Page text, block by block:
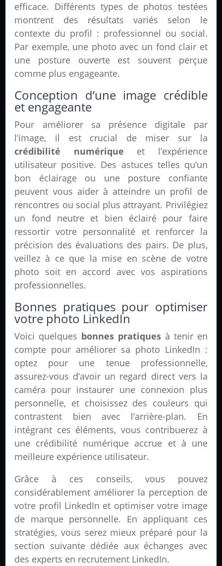
efficace. Différents types de photos testées
montrent des résultats variés selon le
contexte du profil : professionnel ou social.
Par exemple, une photo avec un fond clair et
une posture ouverte est souvent perçue
comme plus engageante.
Conception d’une image crédible
et engageante
Pour améliorer sa présence digitale par
l’image, il est crucial de miser sur la
crédibilité numérique et l’expérience
utilisateur positive. Des astuces telles qu’un
bon éclairage ou une posture confiante
peuvent vous aider à atteindre un profil de
rencontres ou social plus attrayant. Privilégiez
un fond neutre et bien éclairé pour faire
ressortir votre personnalité et renforcer la
précision des évaluations des pairs. De plus,
veillez à ce que la mise en scène de votre
photo soit en accord avec vos aspirations
professionnelles.
Bonnes pratiques pour optimiser
votre photo LinkedIn
Voici quelques bonnes pratiques à tenir en
compte pour améliorer sa photo LinkedIn :
optez pour une tenue professionnelle,
assurez-vous d’avoir un regard direct vers la
caméra pour instaurer une connexion plus
personnelle, et choisissez des couleurs qui
contrastent bien avec l’arrière-plan. En
intégrant ces éléments, vous contribuerez à
une crédibilité numérique accrue et à une
meilleure expérience utilisateur.
Grâce à ces conseils, vous pouvez
considérablement améliorer la perception de
votre profil LinkedIn et optimiser votre image
de marque personnelle. En appliquant ces
stratégies, vous serez mieux préparé pour la
section suivante dédiée aux échanges avec
des experts en recrutement LinkedIn.